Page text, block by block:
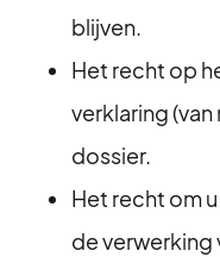
blijven.
Het recht op
verklaring
dossier.
Het recht om
de verwerking